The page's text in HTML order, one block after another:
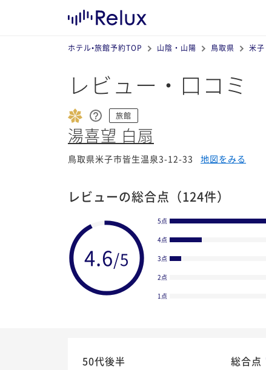
ホテル•旅館予約TOP 山陰・山陽 鳥取県 米
レビュー・口コミ
旅館
湯喜望 白扇
鳥取県米子市皆生温泉3-12-33 地図をみる
レビューの総合点 （124件）
5点
4点
3点
2点
1点
50代後半
総合点